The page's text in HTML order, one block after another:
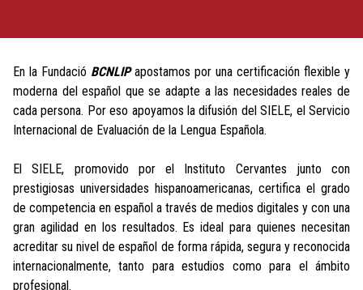
En la Fundació BCNLIPapostamos por una certificación flexible y
moderna del español que se adapte a las necesidades reales de
cada persona. Por eso apoyamos la difusión del SIELE, el Servicio
Internacional de Evaluación de la Lengua Española.
El SIELE, promovido por el Instituto Cervantes junto con
prestigiosas universidades hispanoamericanas, certifica el grado
de competencia en español a través de medios digitales y con una
gran agilidad en los resultados. Es ideal para quienes necesitan
acreditar su nivel de español de forma rápida, segura y reconocida
internacionalmente, tanto para estudios como para el ámbito
profesional.